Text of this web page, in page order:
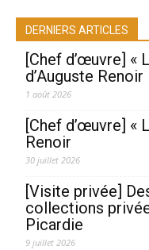
DERNIERS ARTICLES
[Chef d’œuvre] «
d’Auguste Renoir
1 août 2026
[Chef d’œuvre] «
Renoir
30 juillet 2026
[Visite privée]
collections
Picardie
9 juillet 2026